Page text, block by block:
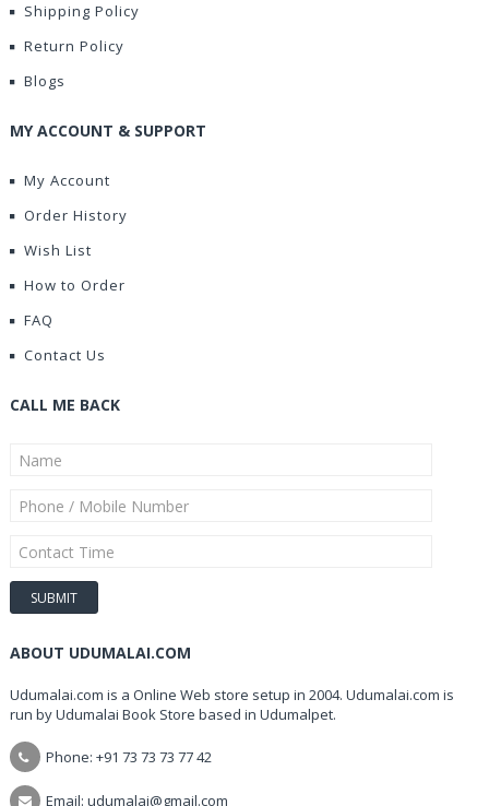
Shipping Policy
Return Policy
Blogs
MY ACCOUNT & SUPPORT
My Account
Order History
Wish List
How to Order
FAQ
Contact Us
CALL ME BACK
ABOUT UDUMALAI.COM
Udumalai.com is a Online Web store setup in 2004. Udumalai.com is
run by Udumalai Book Store based in Udumalpet.
Phone: +91 73 73 73 77 42
Email: udumalai@gmail.com